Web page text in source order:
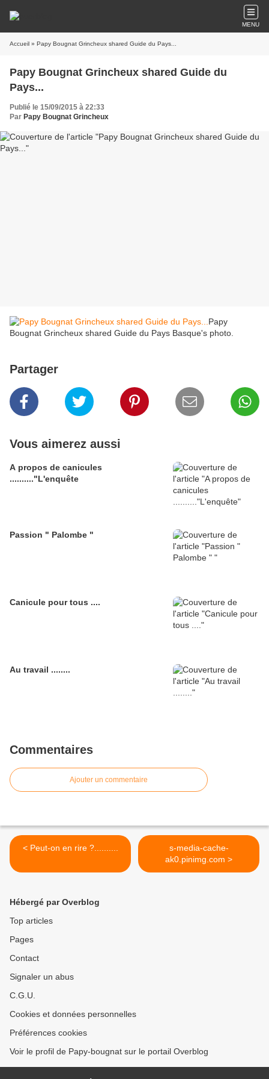
MENU
Accueil » Papy Bougnat Grincheux shared Guide du Pays...
Papy Bougnat Grincheux shared Guide du
Pays...
Publié le 15/09/2015 à 22:33
Par Papy Bougnat Grincheux
Papy
Bougnat Grincheux shared Guide du Pays Basque's photo.
Partager
Vous aimerez aussi
A propos de canicules
.........."L'enquête
Passion " Palombe "
Canicule pour tous ....
Au travail ........
Commentaires
Ajouter un commentaire
< Peut-on en rire ?..........
s-media-cache-
ak0.pinimg.com >
Hébergé par Overblog
Top articles
Pages
Contact
Signaler un abus
C.G.U.
Cookies et données personnelles
Préférences cookies
Voir le profil de Papy-bougnat sur le portail Overblog